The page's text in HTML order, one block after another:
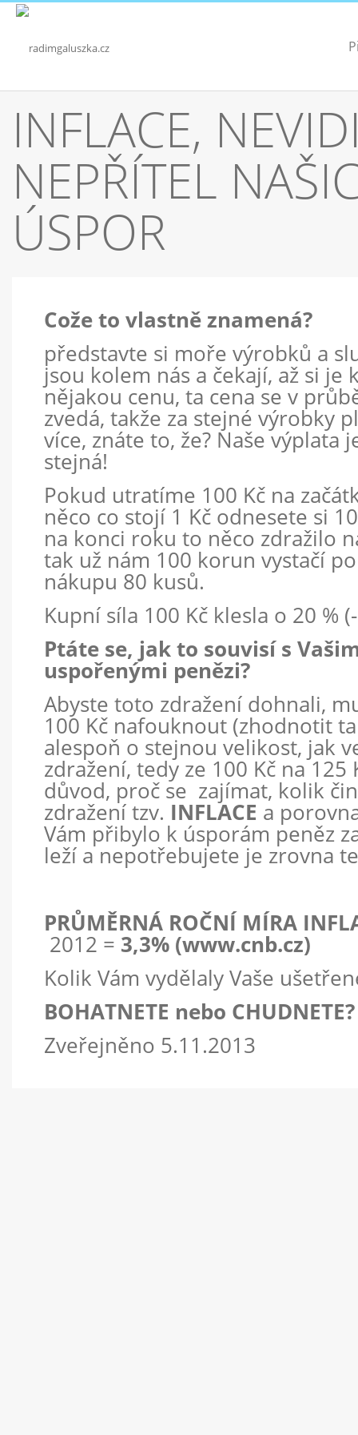
INFLACE,
NEPŘÍTEL
ÚSPOR
Cože to vlastně znamená?
představte si moře výrobků a
jsou kolem nás a čekají, až si je
nějakou cenu, ta cena se v
zvedá, takže za stejné výrobky
více, znáte to, že? Naše výplata
stejná!
Pokud utratíme 100 Kč na
něco co stojí 1 Kč odnesete si
na konci roku to něco zdražilo
tak už nám 100 korun vystačí
nákupu 80 kusů.
Kupní síla 100 Kč klesla o 20 %
Ptáte se, jak to souvisí s
uspořenými penězi?
Abyste toto zdražení dohnali,
100 Kč nafouknout (zhodnotit
alespoň o stejnou velikost, jak
zdražení, tedy ze 100 Kč na 125
důvod, proč se zajímat, kolik
zdražení tzv. INFLACE a
Vám přibylo k úsporám peněz
leží a nepotřebujete je zrovna
PRŮMĚRNÁ ROČNÍ MÍRA
2012 = 3,3% (www.cnb.cz)
Kolik Vám vydělaly Vaše
BOHATNETE nebo CHUDNETE?
Zveřejněno 5.11.2013